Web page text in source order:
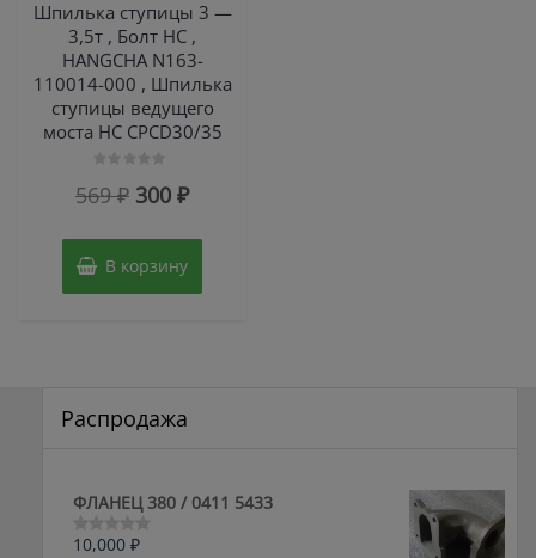
Шпилька ступицы 3 —
3,5т , Болт HC ,
HANGCHA N163-
110014-000 , Шпилька
ступицы ведущего
моста НС CPCD30/35
0
569₽ Первоначальная
составляла
569 ₽.
300₽Текущая
В корзину
Распродажа
ФЛАНЕЦ 380 / 0411 5433
Оценка
10,000 ₽